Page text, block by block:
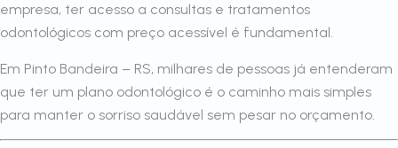
empresa, ter acesso a consultas e tratamentos
odontológicos com preço acessível é fundamental.
Em Pinto Bandeira – RS, milhares de pessoas já entenderam
que ter um plano odontológico é o caminho mais simples
para manter o sorriso saudável sem pesar no orçamento.